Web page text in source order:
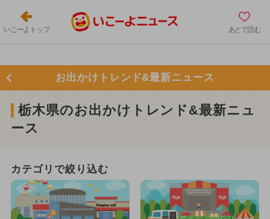
いこーよトップ あとで読む
お出かけトレンド&最新ニュース
栃木県のお出かけトレンド&最新ニュ
ース
カテゴリで絞り込む